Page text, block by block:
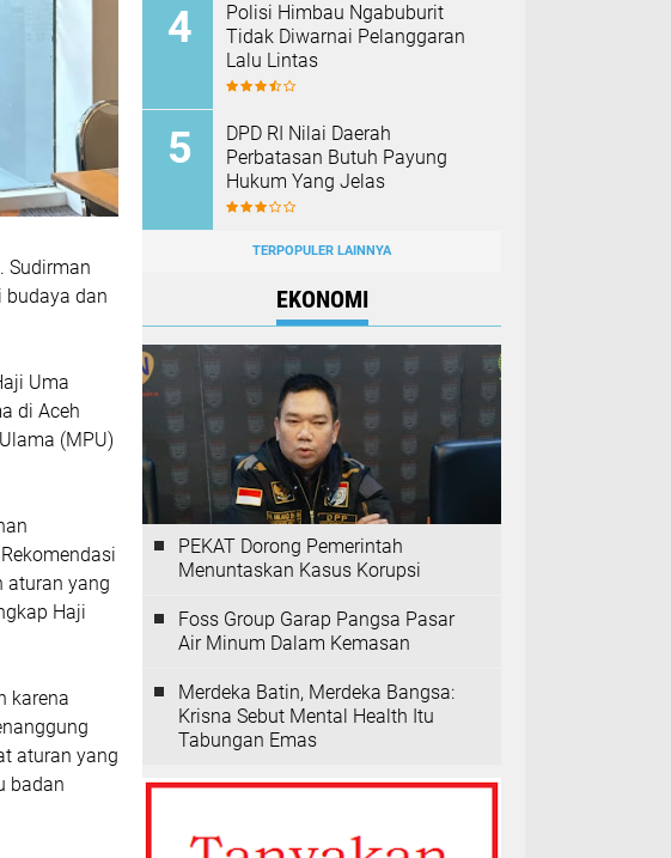
Sudirman
budaya dan
Uma
di Aceh
(MPU)
aturan yang
Haji
karena
aturan yang
badan
Polisi Himbau Ngabuburit
Tidak Diwarnai Pelanggaran
Lalu Lintas
DPD RI Nilai Daerah
Perbatasan Butuh Payung
Hukum Yang Jelas
TERPOPULER LAINNYA
EKONOMI
PEKAT Dorong Pemerintah
Menuntaskan Kasus Korupsi
Foss Group Garap Pangsa Pasar
Air Minum Dalam Kemasan
Merdeka Batin, Merdeka Bangsa:
Krisna Sebut Mental Health Itu
Tabungan Emas